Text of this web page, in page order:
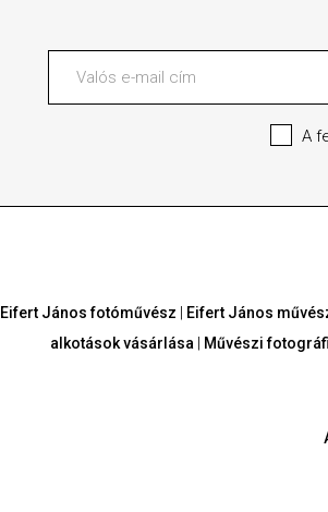
A
Eifert János fotóművész | Eifert János
alkotások vásárlása | Művészi